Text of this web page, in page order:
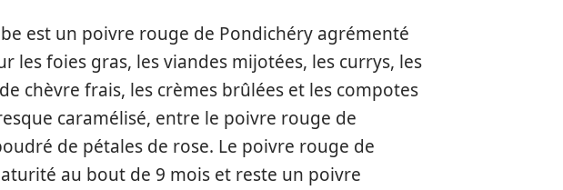
est un poivre rouge de Pondichéry agrémenté
les foies gras, les viandes mijotées, les currys, les
chèvre frais, les crèmes brûlées et les compotes
caramélisé, entre le poivre rouge de
de pétales de rose. Le poivre rouge de
au bout de 9 mois et reste un poivre